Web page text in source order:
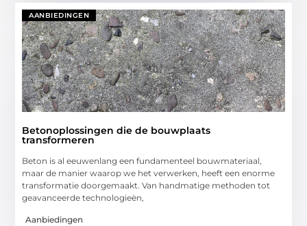
AANBIEDINGEN
Betonoplossingen die de bouwplaats
transformeren
Beton is al eeuwenlang een fundamenteel bouwmateriaal,
maar de manier waarop we het verwerken, heeft een enorme
transformatie doorgemaakt. Van handmatige methoden tot
geavanceerde technologieën,
Aanbiedingen